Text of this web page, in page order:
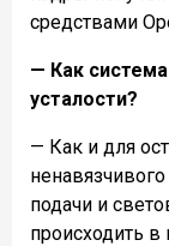
средствами
— Как
усталости?
— Как и для
подачи и
происходить в